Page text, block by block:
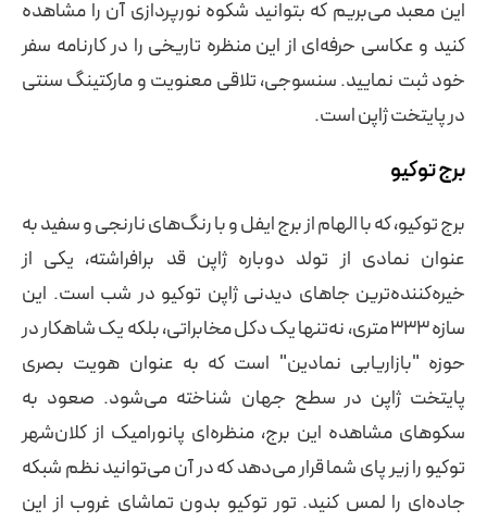
این معبد می‌بریم که بتوانید شکوه نورپردازی آن را مشاهده
کنید و عکاسی حرفه‌ای از این منظره تاریخی را در کارنامه سفر
خود ثبت نمایید. سنسوجی، تلاقی معنویت و مارکتینگ سنتی
در پایتخت ژاپن است.
برج توکیو
برج توکیو، که با الهام از برج ایفل و با رنگ‌های نارنجی و سفید به
عنوان نمادی از تولد دوباره ژاپن قد برافراشته، یکی از
خیره‌کننده‌ترین جاهای دیدنی ژاپن توکیو در شب است. این
سازه ۳۳۳ متری، نه‌تنها یک دکل مخابراتی، بلکه یک شاهکار در
حوزه "بازاریابی نمادین" است که به عنوان هویت بصری
پایتخت ژاپن در سطح جهان شناخته می‌شود. صعود به
سکوهای مشاهده این برج، منظره‌ای پانورامیک از کلان‌شهر
توکیو را زیر پای شما قرار می‌دهد که در آن می‌توانید نظم شبکه
جاده‌ای را لمس کنید. تور توکیو بدون تماشای غروب از این